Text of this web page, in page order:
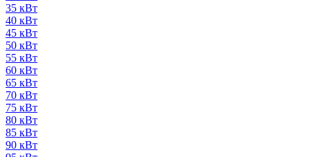
35 кВт
40 кВт
45 кВт
50 кВт
55 кВт
60 кВт
65 кВт
70 кВт
75 кВт
80 кВт
85 кВт
90 кВт